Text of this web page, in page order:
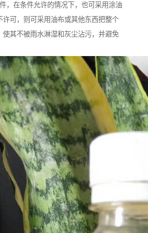
，在条件允许的情况下，也可采用涂油
许可，则可采用油布或其他东西把整个
使其不被雨水淋湿和灰尘沾污，并避免